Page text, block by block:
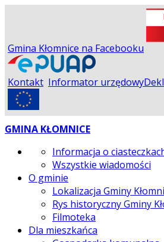
Gmina Kłomnice na Facebooku
Kontakt Informator urzędowy
GMINA KŁOMNICE
Informacja o
Wszystkie wiadomości
O gminie
Lokalizacja Gminy
Rys historyczny Gminy
Filmoteka
Dla mieszkańca